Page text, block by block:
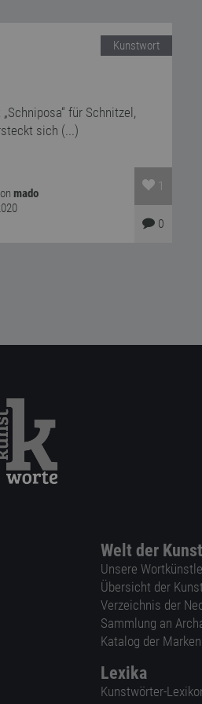
Kunstwort
für Schnitzel,
sich (...)
mado
1
0
Welt der
Unsere
Übersicht der
Verzeichnis der
Sammlung an
Katalog der
Lexika
Kunstwörter-